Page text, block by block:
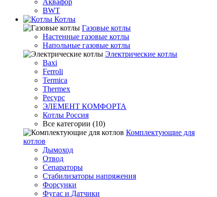
Аквафор
BWT
Котлы
Гaзовые котлы
Настенные газовые котлы
Напольные газовые котлы
Электрические котлы
Baxi
Ferroli
Termica
Thermex
Ресурс
ЭЛЕМЕНТ КОМФОРТА
Котлы Россия
Все категории (10)
Комплектующие для
котлов
Дымоход
Отвод
Сепараторы
Стабилизаторы напряжения
Форсунки
Фугас и Датчики